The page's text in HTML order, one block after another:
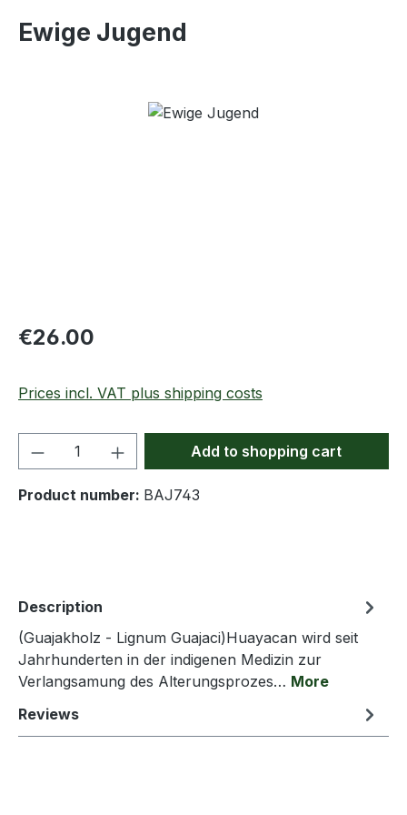
Ewige Jugend
Regular price:
€26.00
Prices incl. VAT plus shipping costs
Product Quantity: Enter the desired
Add to shopping cart
Product number: BAJ743
Description
(Guajakholz - Lignum Guajaci)Huayacan wird seit
Jahrhunderten in der indigenen Medizin zur
Verlangsamung des Alterungsprozes… More
Reviews